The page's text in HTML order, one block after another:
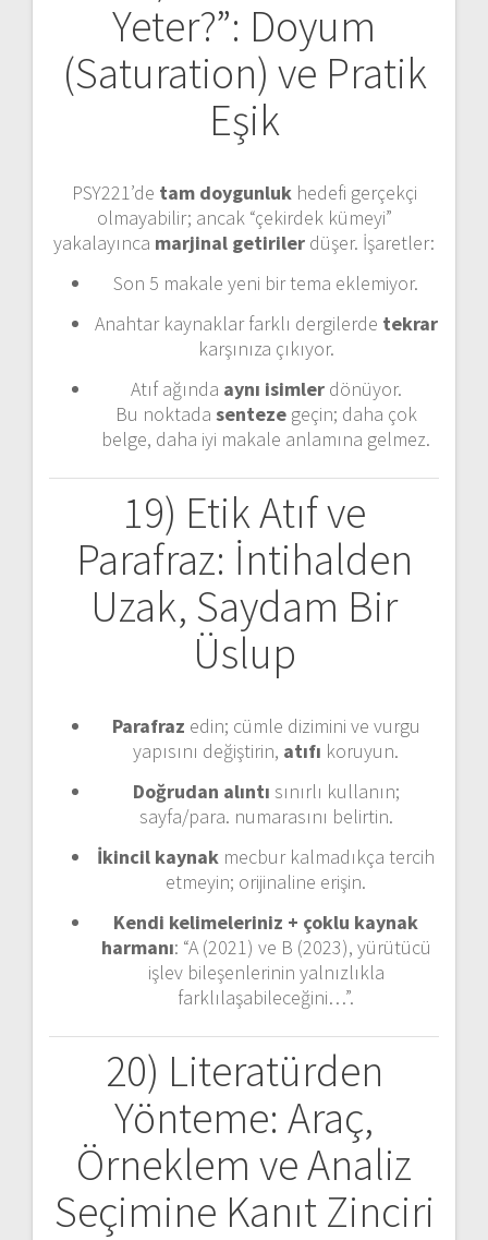
Yeter?”: Doyum
(Saturation) ve Pratik
Eşik
PSY221’de tam doygunluk hedefi gerçekçi
olmayabilir; ancak “çekirdek kümeyi”
yakalayınca marjinal getiriler düşer. İşaretler:
Son 5 makale yeni bir tema eklemiyor.
Anahtar kaynaklar farklı dergilerde tekrar
karşınıza çıkıyor.
Atıf ağında aynı isimlerdönüyor.
Bu noktada sentezegeçin; daha çok
belge, daha iyi makale anlamına gelmez.
19) Etik Atıf ve
Parafraz: İntihalden
Uzak, Saydam Bir
Üslup
Parafraz edin; cümle dizimini ve vurgu
yapısını değiştirin, atıfı koruyun.
Doğrudan alıntı sınırlı kullanın;
sayfa/para. numarasını belirtin.
İkincil kaynak mecbur kalmadıkça tercih
etmeyin; orijinaline erişin.
Kendi kelimeleriniz + çoklu kaynak
harmanı: “A (2021) ve B (2023), yürütücü
işlev bileşenlerinin yalnızlıkla
farklılaşabileceğini…”.
20) Literatürden
Yönteme: Araç,
Örneklem ve Analiz
Seçimine Kanıt Zinciri